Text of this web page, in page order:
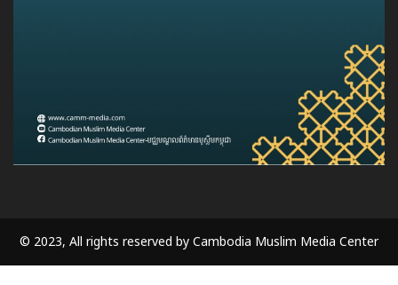
© 2023, All rights reserved by Cambodia Muslim Media Center